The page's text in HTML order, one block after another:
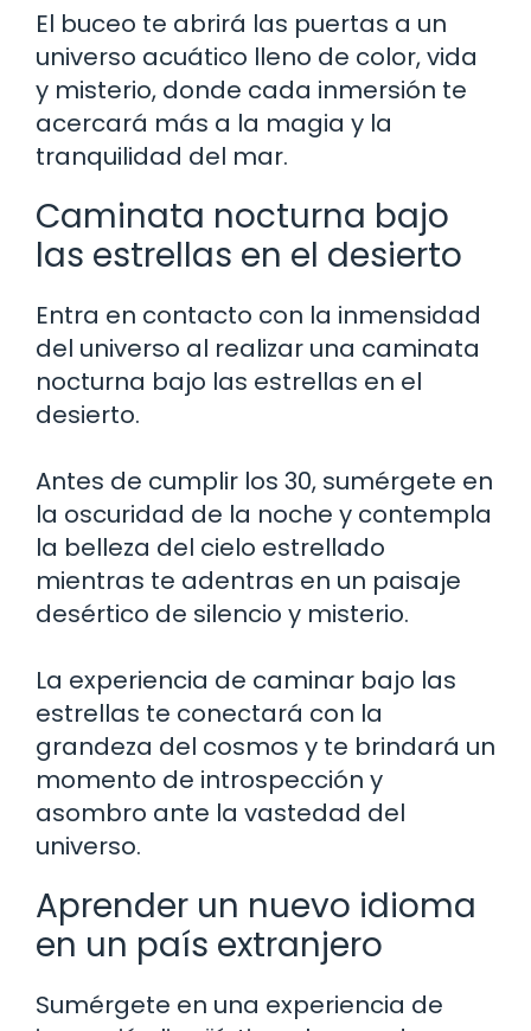
El buceo te abrirá las puertas a un
universo acuático lleno de color, vida
y misterio, donde cada inmersión te
acercará más a la magia y la
tranquilidad del mar.
Caminata nocturna bajo
las estrellas en el desierto
Entra en contacto con la inmensidad
del universo al realizar una caminata
nocturna bajo las estrellas en el
desierto.
Antes de cumplir los 30, sumérgete en
la oscuridad de la noche y contempla
la belleza del cielo estrellado
mientras te adentras en un paisaje
desértico de silencio y misterio.
La experiencia de caminar bajo las
estrellas te conectará con la
grandeza del cosmos y te brindará un
momento de introspección y
asombro ante la vastedad del
universo.
Aprender un nuevo idioma
en un país extranjero
Sumérgete en una experiencia de